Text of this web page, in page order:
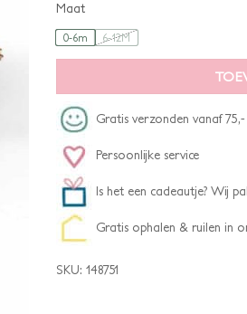
Maat
0-6m 6-12M
Gratis verzonden vanaf
Persoonlijke service
Is het een cadeautje? Wij
Gratis ophalen & ruilen in
SKU: 148751